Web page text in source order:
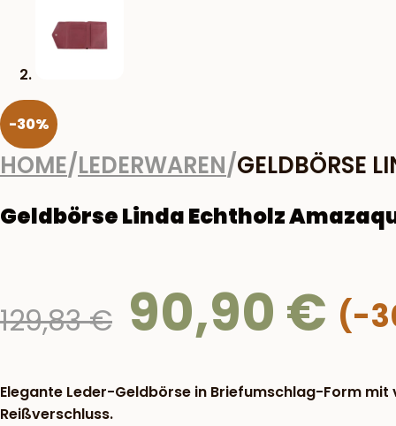
-30%
HOME/LEDERWAREN/GELDBÖRSE
Geldbörse Linda Echtholz
129,83€ Ursprünglicher
Preis
129,83 €
90,90 €
Elegante Leder-Geldbörse in Briefumschlag-Form
Reißverschluss.